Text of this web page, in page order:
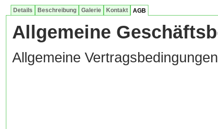
Details Beschreibung Galerie Kontakt AGB
Allgemeine
Allgemeine Vertragsbedingungen